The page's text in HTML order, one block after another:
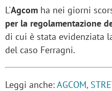
L'Agcom ha nei giorni
per la regolamentazione
di cui è stata evidenziata
del caso Ferragni.
Leggi anche:AGCOM,